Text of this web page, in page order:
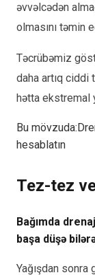
əvvəlcədən
olmasını təmin
Təcrübəmiz
daha artıq ciddi
hətta ekstremal
Bu mövzuda:
hesablatın
Tez-tez
Bağımda
başa düşə
Yağışdan sonra